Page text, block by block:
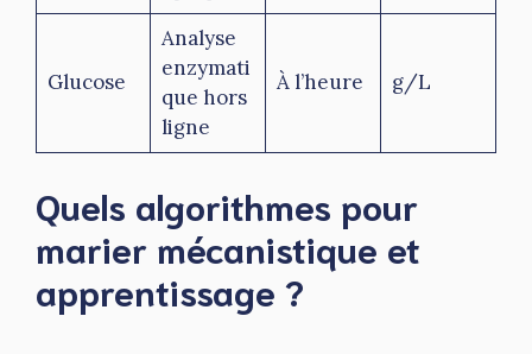
Glucose
Analyse
enzymati
que hors
ligne
À l’heure g/L
Quels algorithmes pour
marier mécanistique et
apprentissage ?